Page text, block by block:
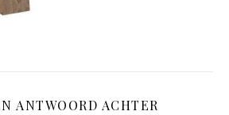
ANTWOORD ACHTER